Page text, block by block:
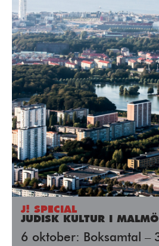
J! SPECIAL
JUDISK KULTUR I MALMÖ
6 oktober: Boksamtal – 3 år sedan